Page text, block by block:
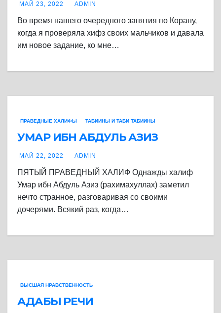
МАЙ 23, 2022 ADMIN
Во время нашего очередного занятия по Корану,
когда я проверяла хифз своих мальчиков и давала
им новое задание, ко мне…
ПРАВЕДНЫЕ ХАЛИФЫ ТАБИИНЫ И ТАБИ ТАБИИНЫ
УМАР ИБН АБДУЛЬ АЗИЗ
МАЙ 22, 2022 ADMIN
ПЯТЫЙ ПРАВЕДНЫЙ ХАЛИФ Однажды халиф
Умар ибн Абдуль Азиз (рахимахуллах) заметил
нечто странное, разговаривая со своими
дочерями. Всякий раз, когда…
ВЫСШАЯ НРАВСТВЕННОСТЬ
АДАБЫ РЕЧИ